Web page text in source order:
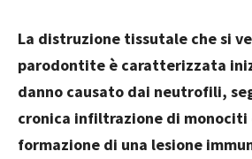
La distruzione tissutale che si
parodontite è caratterizzata
danno causato dai neutrofili,
cronica infiltrazione di monociti
formazione di una lesione